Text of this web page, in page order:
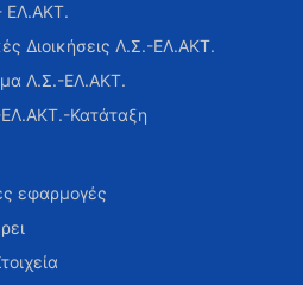
ΕΛ.ΑΚΤ.
Διοικήσεις Λ.Σ.-ΕΛ.ΑΚΤ.
Λ.Σ.-ΕΛ.ΑΚΤ.
Κατάταξη
εφαρμογές